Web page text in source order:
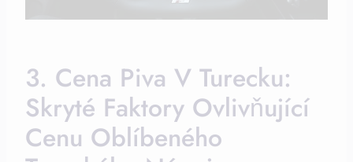
3. Cena Piva V Turecku:
Skryté Faktory Ovlivňující
Cenu Oblíbeného